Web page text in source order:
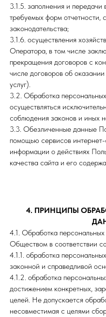
3.1.5. заполнения и
требуемых форм отчетности,
законодательства;
3.1.6. осуществления
Оператора, в том числе
прекращения договоров с
числе договоров об
услуг).
3.2. Обработка
осуществляться
соблюдения законов и иных
3.3. Обезличенные данные
помощью сервисов интернет-
информации о действиях
качества сайта и его
4. ПРИНЦИПЫ
4.1. Обработка
Обществом в соответствии
4.1.1. обработка
законной и справедливой
4.1.2. обработка
достижением конкретных,
целей. Не допускается
несовместимая с целями